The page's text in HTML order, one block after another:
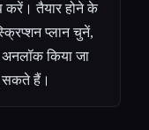
करें। तैयार होने के
प्लान चुनें,
किया जा
सकते हैं।